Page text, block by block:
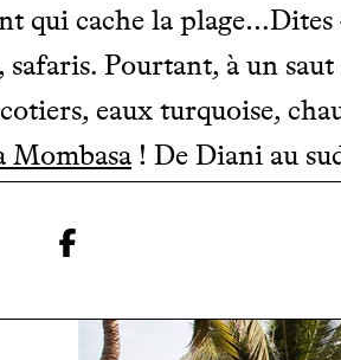
qui cache la plage…Dites
safaris. Pourtant, à un
eaux turquoise,
Mombasa ! De Diani au
de 150 kilomètres de